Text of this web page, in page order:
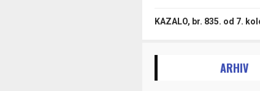
KAZALO, br. 835. od 7.
ARHIV